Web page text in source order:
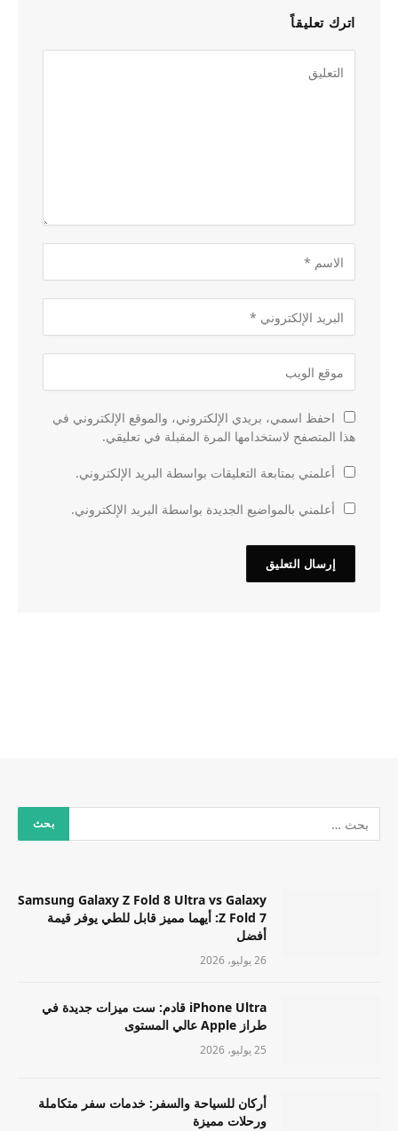
اترك تعليقاً
احفظ اسمي، بريدي الإلكتروني، والموقع الإلكتروني في
هذا المتصفح لاستخدامها المرة المقبلة في تعليقي.
أعلمني بمتابعة التعليقات بواسطة البريد الإلكتروني.
أعلمني بالمواضيع الجديدة بواسطة البريد الإلكتروني.
Samsung Galaxy Z Fold 8 Ultra vs Galaxy
Z Fold 7: أيهما مميز قابل للطي يوفر قيمة
أفضل
26 يوليو، 2026
iPhone Ultra قادم: ست ميزات جديدة في
طراز Apple عالي المستوى
25 يوليو، 2026
أركان للسياحة والسفر: خدمات سفر متكاملة
ورحلات مميزة